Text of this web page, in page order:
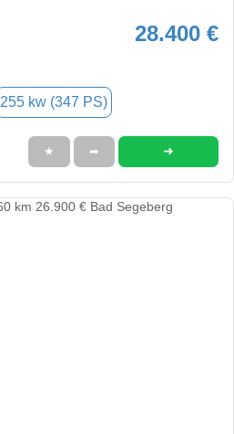
28.400 €
255 kw (347 PS)
★ ➦ ➜